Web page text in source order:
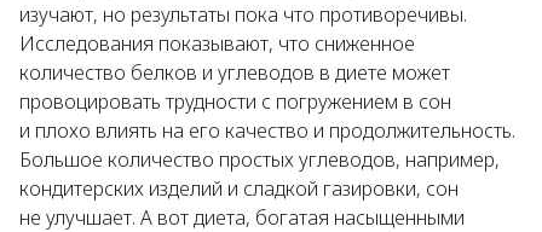
изучают, но результаты пока что противоречивы.
Исследования показывают, что сниженное
количество белков и углеводов в диете может
провоцировать трудности с погружением в сон
и плохо влиять на его качество и продолжительность.
Большое количество простых углеводов, например,
кондитерских изделий и сладкой газировки, сон
не улучшает. А вот диета, богатая насыщенными